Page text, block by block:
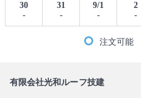
30
-
31
-
9/1
-
2
-
注文可能
有限会社光和ルーフ技建